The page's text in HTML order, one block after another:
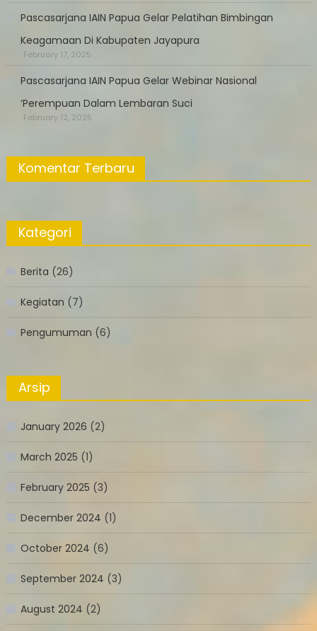
Pascasarjana IAIN Papua Gelar Pelatihan Bimbingan
Keagamaan Di Kabupaten Jayapura
February 17, 2025
Pascasarjana IAIN Papua Gelar Webinar Nasional
‘Perempuan Dalam Lembaran Suci
February 12, 2025
Komentar Terbaru
Kategori
Berita (26)
Kegiatan (7)
Pengumuman (6)
Arsip
January 2026 (2)
March 2025 (1)
February 2025 (3)
December 2024 (1)
October 2024 (6)
September 2024 (3)
August 2024 (2)